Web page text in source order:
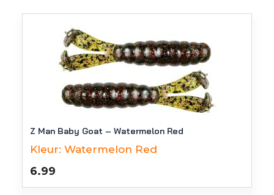
Z Man Baby Goat – Watermelon Red
Kleur: Watermelon Red
6.99